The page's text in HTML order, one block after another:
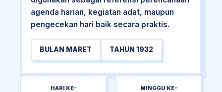
agenda harian, kegiatan adat, maupun
pengecekan hari baik secara praktis.
BULAN MARET TAHUN 1932
HARI KE- MINGGU KE-